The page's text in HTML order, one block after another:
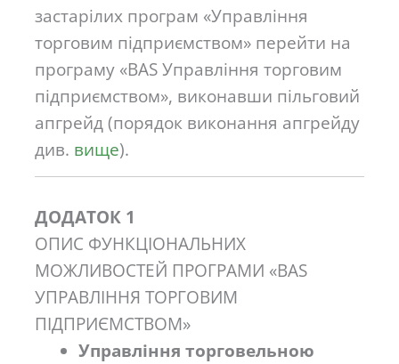
застарілих програм «Управління
торговим підприємством» перейти на
програму «BAS Управління торговим
підприємством», виконавши пільговий
апгрейд (порядок виконання апгрейду
див. вище).
ДОДАТОК 1
ОПИС ФУНКЦІОНАЛЬНИХ
МОЖЛИВОСТЕЙ ПРОГРАМИ «BAS
УПРАВЛІННЯ ТОРГОВИМ
ПІДПРИЄМСТВОМ»
Управління торговельною